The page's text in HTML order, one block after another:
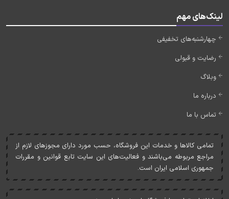
لینک‌های مهم
چهارشنبه‌های تخفیفی
رضایت و قبولی
وبلاگ
درباره ما
تماس با ما
تمامی کالاها و خدمات اين فروشگاه، حسب مورد دارای مجوزهای لازم از
مراجع مربوطه می‌باشند و فعاليت‌های اين سايت تابع قوانين و مقررات
جمهوری اسلامی ايران است.